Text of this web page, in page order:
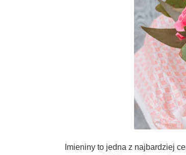
Imieniny to jedna z najbardziej